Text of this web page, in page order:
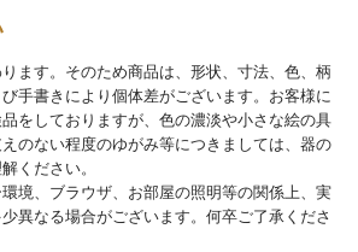
ます。そのため商品は、形状、寸法、色、柄
手書きにより個体差がございます。お客様に
をしておりますが、色の濃淡や小さな絵の具
のない程度のゆがみ等につきましては、器の
ください。
境、ブラウザ、お部屋の照明等の関係上、実
異なる場合がございます。何卒ご了承くださ